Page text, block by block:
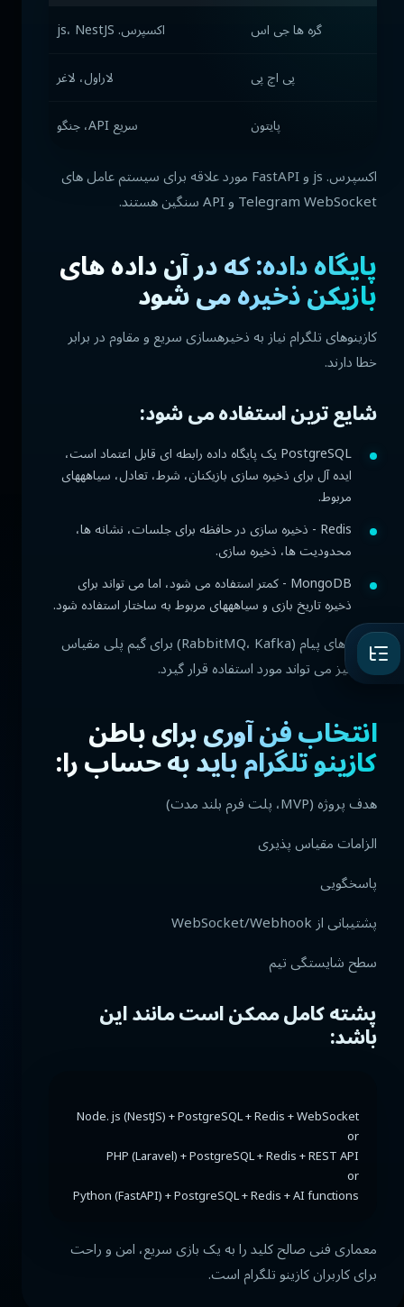
گره ها جی اس
اکسپرس. js، NestJS
پی اچ پی
لاراول، لاغر
پایتون
سریع API، جنگو
اکسپرس. js و FastAPI مورد علاقه برای سیستم عامل های
Telegram WebSocket و API سنگین هستند.
پایگاه داده: که در آن داده های
بازیکن ذخیره می شود
کازینوهای تلگرام نیاز به ذخیرهسازی سریع و مقاوم در برابر
خطا دارند.
شایع ترین استفاده می شود:
PostgreSQL یک پایگاه داده رابطه ای قابل اعتماد است،
ایده آل برای ذخیره سازی بازیکنان، شرط، تعادل، سیاهههای
مربوط.
Redis - ذخیره سازی در حافظه برای جلسات، نشانه ها،
محدودیت ها، ذخیره سازی.
MongoDB - کمتر استفاده می شود، اما می تواند برای
ذخیره تاریخ بازی و سیاهههای مربوط به ساختار استفاده شود.
صف های پیام (RabbitMQ، Kafka) برای گیم پلی مقیاس
پذیر نیز می تواند مورد استفاده قرار گیرد.
انتخاب فن آوری برای باطن
کازینو تلگرام باید به حساب را:
هدف پروژه (MVP، پلت فرم بلند مدت)
الزامات مقیاس پذیری
پاسخگویی
پشتیبانی از WebSocket/Webhook
سطح شایستگی تیم
پشته کامل ممکن است مانند این
باشد:
Python (FastAPI) + PostgreSQL + Redis + AI functions
معماری فنی صالح کلید را به یک بازی سریع، امن و راحت
برای کاربران کازینو تلگرام است.